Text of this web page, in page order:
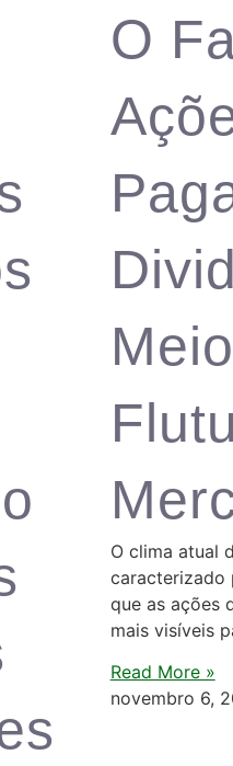
O
O clima atual
caracterizado
que as ações
mais visíveis
Read More »
novembro 6,